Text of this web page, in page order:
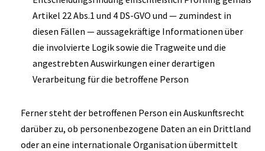
Artikel 22 Abs.1 und 4 DS-GVO und — zumindest in
diesen Fällen — aussagekräftige Informationen über
die involvierte Logik sowie die Tragweite und die
angestrebten Auswirkungen einer derartigen
Verarbeitung für die betroffene Person
Ferner steht der betroffenen Person ein Auskunftsrecht
darüber zu, ob personenbezogene Daten an ein Drittland
oder an eine internationale Organisation übermittelt